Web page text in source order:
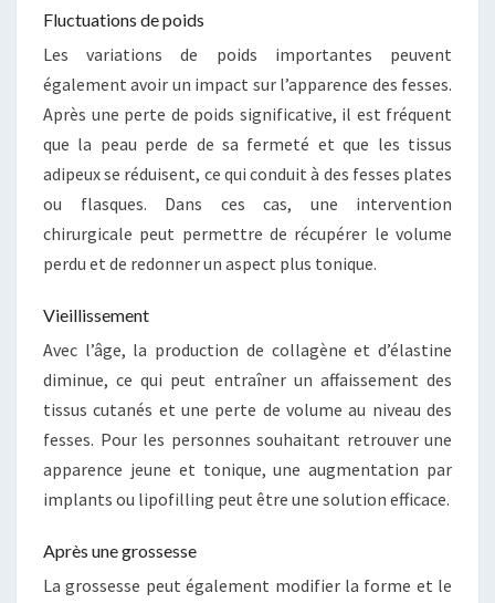
Fluctuations de poids
Les variations de poids importantes peuvent
également avoir un impact sur l’apparence des fesses.
Après une perte de poids significative, il est fréquent
que la peau perde de sa fermeté et que les tissus
adipeux se réduisent, ce qui conduit à des fesses plates
ou flasques. Dans ces cas, une intervention
chirurgicale peut permettre de récupérer le volume
perdu et de redonner un aspect plus tonique.
Vieillissement
Avec l’âge, la production de collagène et d’élastine
diminue, ce qui peut entraîner un affaissement des
tissus cutanés et une perte de volume au niveau des
fesses. Pour les personnes souhaitant retrouver une
apparence jeune et tonique, une augmentation par
implants ou lipofilling peut être une solution efficace.
Après une grossesse
La grossesse peut également modifier la forme et le